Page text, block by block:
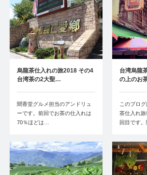
烏龍茶仕入れの旅2018 その4
台湾茶の2大聖…
聞香堂グルメ担当のアンドリュ
ーです。前回でお茶の仕入れは
70％ほどは…
台湾烏龍
の上のお
このブロ
茶仕入れ
回目です